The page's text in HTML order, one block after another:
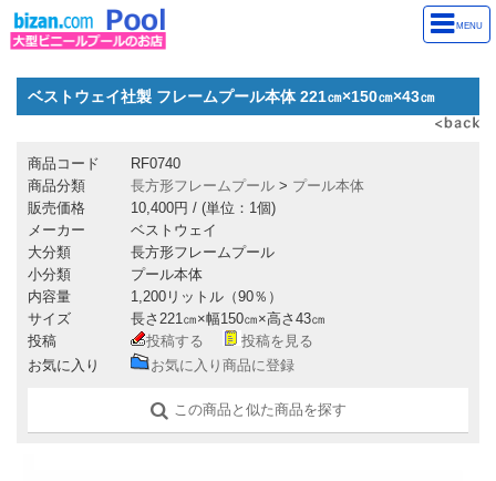
MENU
ベストウェイ社製 フレームプール本体 221㎝×150㎝×43㎝
商品コード
RF0740
商品分類
長方形フレームプール > プール本体
販売価格
10,400円 / (単位：1個)
メーカー
ベストウェイ
大分類
長方形フレームプール
小分類
プール本体
内容量
1,200リットル（90％）
サイズ
長さ221㎝×幅150㎝×高さ43㎝
投稿
投稿する
投稿を見る
お気に入り
お気に入り商品に登録
この商品と似た商品を探す